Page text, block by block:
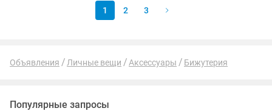
1 2 3
Объявления Личные вещи Аксессуары Бижутерия
Популярные запросы